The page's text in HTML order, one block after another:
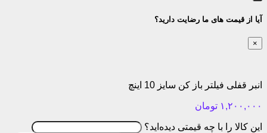
آیا از قیمت های ما رضایت دارید؟
×
انبر قفلی فیلتر باز کن سایز 10 اینچ
۱,۲۰۰,۰۰۰ تومان
این کالا را با چه قیمتی دیده‌اید؟